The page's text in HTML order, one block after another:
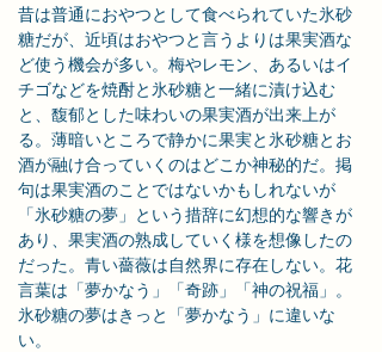
昔は普通におやつとして食べられていた氷砂
糖だが、近頃はおやつと言うよりは果実酒な
ど使う機会が多い。梅やレモン、あるいはイ
チゴなどを焼酎と氷砂糖と一緒に漬け込む
と、馥郁とした味わいの果実酒が出来上が
る。薄暗いところで静かに果実と氷砂糖とお
酒が融け合っていくのはどこか神秘的だ。掲
句は果実酒のことではないかもしれないが
「氷砂糖の夢」という措辞に幻想的な響きが
あり、果実酒の熟成していく様を想像したの
だった。青い薔薇は自然界に存在しない。花
言葉は「夢かなう」「奇跡」「神の祝福」。
氷砂糖の夢はきっと「夢かなう」に違いな
い。